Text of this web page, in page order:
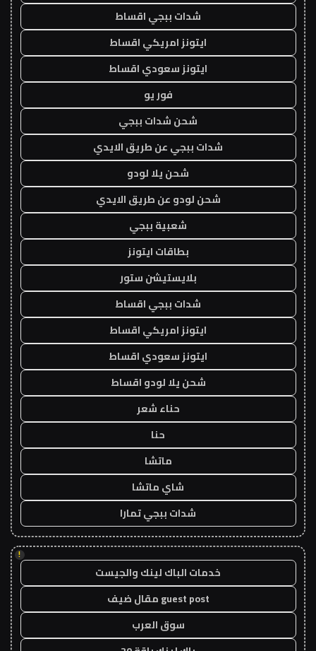
شدات ببجي اقساط
ايتونز امريكي اقساط
ايتونز سعودي اقساط
فور يو
شحن شدات ببجي
شدات ببجي عن طريق الايدي
شحن يلا لودو
شحن لودو عن طريق الايدي
شعبية ببجي
بطاقات ايتونز
بلايستيشن ستور
شدات ببجي اقساط
ايتونز امريكي اقساط
ايتونز سعودي اقساط
شحن يلا لودو اقساط
حناء شعر
حنا
ماتشا
شاي ماتشا
شدات ببجي تمارا
!
خدمات الباك لينك والجيست
guest post مقال ضيف
سوق العرب